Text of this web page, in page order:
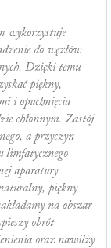
wykorzystuje
do węzłów
Dzięki temu
piękny,
i opuchnięcia
chłonnym. Zastój
a przyczyn
limfatycznego
aparatury
piękny
na obszar
obrót
oraz nawilży